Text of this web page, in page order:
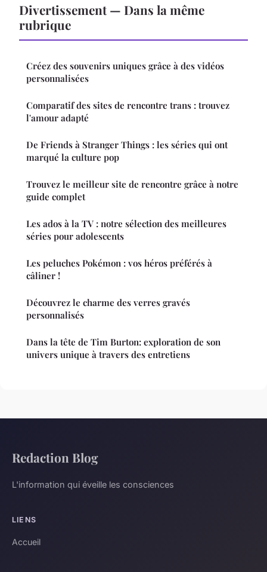
Divertissement — Dans la même
rubrique
Créez des souvenirs uniques grâce à des vidéos
personnalisées
Comparatif des sites de rencontre trans : trouvez
l'amour adapté
De Friends à Stranger Things : les séries qui ont
marqué la culture pop
Trouvez le meilleur site de rencontre grâce à notre
guide complet
Les ados à la TV : notre sélection des meilleures
séries pour adolescents
Les peluches Pokémon : vos héros préférés à
câliner !
Découvrez le charme des verres gravés
personnalisés
Dans la tête de Tim Burton: exploration de son
univers unique à travers des entretiens
Redaction Blog
L'information qui éveille les consciences
LIENS
Accueil